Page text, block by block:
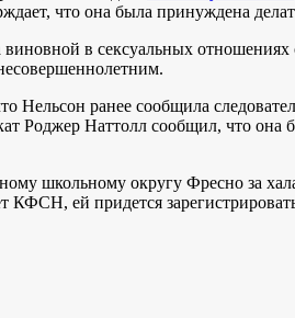
что она была принуждена
в сексуальных
Нельсон ранее сообщила
Роджер Наттолл сообщил, что она
школьному округу Фресно за
ей придется